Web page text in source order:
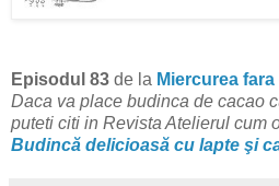
Episodul 83 de la Miercurea
Daca va place budinca de cacao
puteti citi in Revista Atelierul cum
Budincă delicioasă cu lapte şi